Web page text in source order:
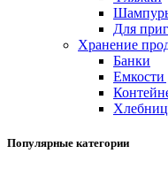
Для
Хранение
Банки
Емкости
Популярные категории